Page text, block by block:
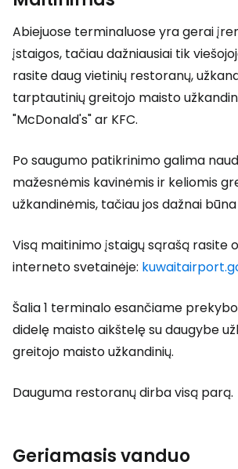
Abiejuose terminaluose yra gerai
įstaigos, tačiau dažniausiai tik
rasite daug vietinių restoranų,
tarptautinių greitojo maisto
"McDonald's" ar KFC.
Po saugumo patikrinimo galima
mažesnėmis kavinėmis ir keliomis
užkandinėmis, tačiau jos dažnai
Visą maitinimo įstaigų sąrašą rasite
interneto svetainėje:
Šalia 1 terminalo esančiame
didelę maisto aikštelę su daugybe
greitojo maisto užkandinių.
Dauguma restoranų dirba visą parą.
Geriamasis vanduo